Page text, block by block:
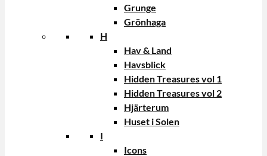
Grunge
Grönhaga
H
Hav & Land
Havsblick
Hidden Treasures vol 1
Hidden Treasures vol 2
Hjärterum
Huset i Solen
I
Icons